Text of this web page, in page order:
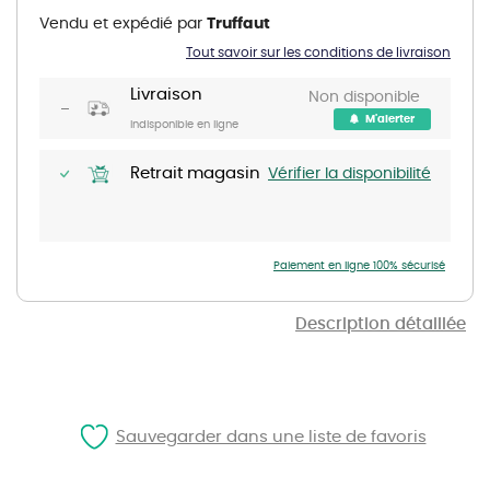
Description détaillée
beginning
Livraison
Indisponible en ligne
Non disponible
M'alerter
Retrait magasin Vérifier la disponibilité
Tout savoir sur les conditions de livraison
Vendu et expédié par Truffaut
Paiement en ligne 100% sécurisé
Sauvegarder dans une liste de favoris